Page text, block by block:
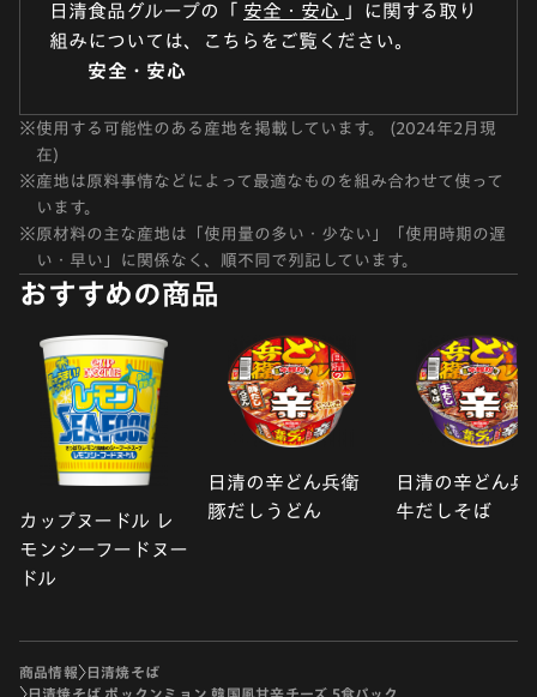
日清食品グループの「 安全・安心 」に関する取り
組みについては、こちらをご覧ください。
安全・安心
※使用する可能性のある産地を掲載しています。 (2024年2月現
在)
※産地は原料事情などによって最適なものを組み合わせて使って
います。
※原材料の主な産地は「使用量の多い・少ない」「使用時期の遅
い・早い」に関係なく、順不同で列記しています。
おすすめの商品
カップヌードル レ
モンシーフードヌー
ドル
日清の辛どん兵衛
豚だしうどん
日清の辛どん兵
牛だしそば
商品情報
日清焼そば
日清焼そば ポックンミョン 韓国風甘辛チーズ 5食パック